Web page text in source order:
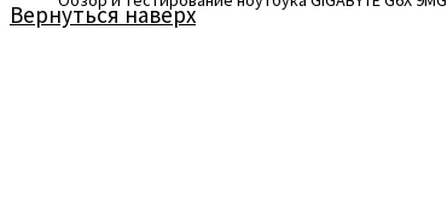
Вернуться наверх